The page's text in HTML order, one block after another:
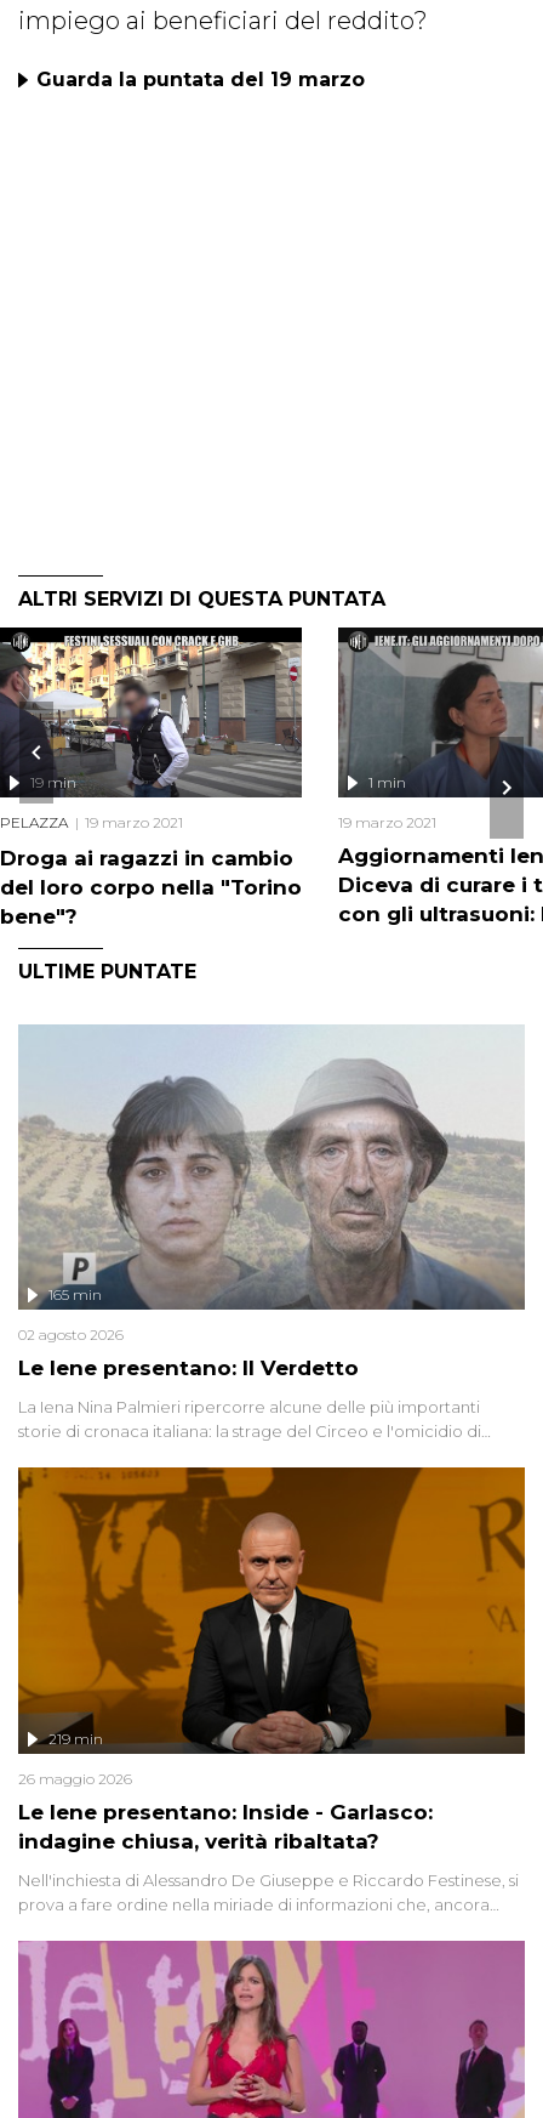
impiego ai beneficiari del reddito?
Guarda la puntata del 19 marzo
ALTRI SERVIZI DI QUESTA PUNTATA
Droga ai ragazzi in cambio
del loro corpo nella "Torino
bene"?
19 min
PELAZZA 19 marzo 2021
Aggiornamenti
Diceva di curare i
con gli ultrasuoni:
1 min
19 marzo 2021
ULTIME PUNTATE
Le Iene presentano: Il Verdetto
165 min
02 agosto 2026
La Iena Nina Palmieri ripercorre alcune delle più importanti
storie di cronaca italiana: la strage del Circeo e l'omicidio di
Le Iene presentano: Inside - Garlasco:
indagine chiusa, verità ribaltata?
219 min
26 maggio 2026
Nell'inchiesta di Alessandro De Giuseppe e Riccardo Festinese, si
prova a fare ordine nella miriade di informazioni che, ancora
giudiziarie più discusse degli ultimi anni. Lo speciale ricostruisce la
vicenda mettendo in fila testimonianze, errori, dettagli
controversi e i protagonisti di un'indagine che sembra non avere
fine.